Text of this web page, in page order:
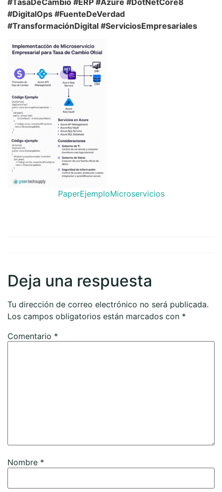
#TasaDeCambio #ERP #Azure #DotNetCore8
#DigitalOps #FuenteDeVerdad
#TransformaciónDigital #ServiciosEmpresariales
PaperEjemploMicroservicios
Deja una respuesta
Tu dirección de correo electrónico no será publicada.
Los campos obligatorios están marcados con *
Comentario *
Nombre *